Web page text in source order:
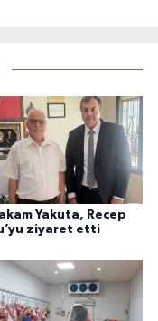
Yakuta, Recep
ziyaret etti